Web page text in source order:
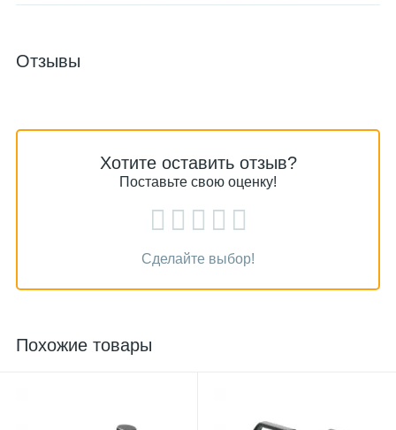
Отзывы
Хотите оставить отзыв?
Поставьте свою оценку!
Сделайте выбор!
Похожие товары